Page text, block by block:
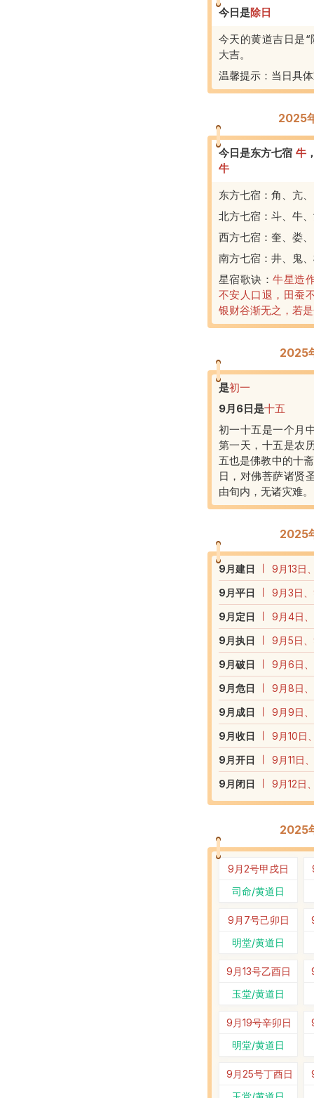
今日是除 日
今天的黄道吉日是
大吉。
温馨提示：当日具
2025
今日是东方七宿 牛
牛
东方七宿：角、亢
北方七宿：斗、牛
西方七宿：奎、娄
南方七宿：井、鬼
星宿歌诀：牛星造
不安人口退，田蚕
银财谷渐无之，若
2025
是初一
9月6日是十五
初一十五是一个月
第一天，十五是农
五也是佛教中的十
日，对佛菩萨诸贤
由旬内，无诸灾难
2025
9 月建日
9月13日
9 月平日
9月3日
9 月定日
9月4日
9 月执日
9月5日
9 月破日
9月6日
9 月危日
9月8日
9 月成日
9月9日
9 月收日
9月10日
9 月开日
9月11日
9 月闭日 9月12日
2025
9月2号甲戌日
司命/黄道日
9月7号己卯日
明堂/黄道日
9月13号乙酉日
玉堂/黄道日
9月19号辛卯日
明堂/黄道日
9月25号丁酉日